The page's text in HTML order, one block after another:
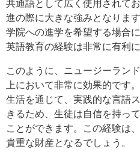
共通語として広く使用されて
進の際に大きな強みとなりま
学院への進学を希望する場合
英語教育の経験は非常に有利に
このように、ニュージーラン
上において非常に効果的です
生活を通じて、実践的な言語
きるため、生徒は自信を持っ
ことができます。この経験は
貴重な財産となるでしょう。